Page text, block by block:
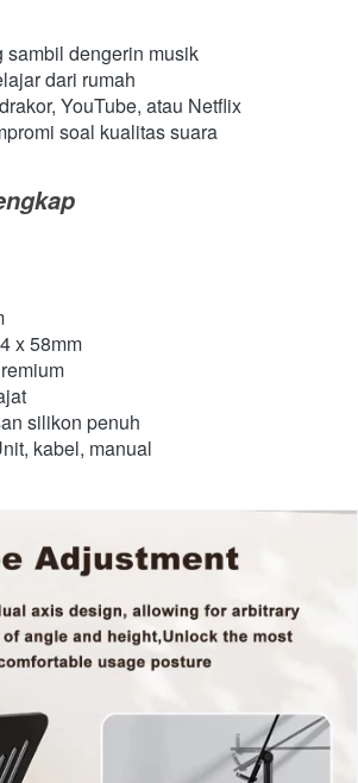
sambil dengerin musik
dari rumah
YouTube, atau Netflix
soal kualitas suara
x 58mm
silikon penuh
kabel, manual